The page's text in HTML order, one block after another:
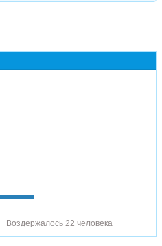
Воздержалось 22 человека